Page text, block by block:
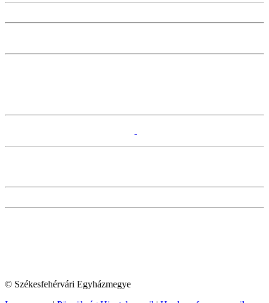
© Székesfehérvári Egyházmegye